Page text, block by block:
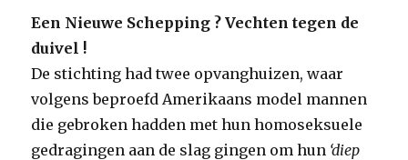
Een Nieuwe Schepping ? Vechten tegen de
duivel !
De stichting had twee opvanghuizen, waar
volgens beproefd Amerikaans model mannen
die gebroken hadden met hun homoseksuele
gedragingen aan de slag gingen om hun ‘diep